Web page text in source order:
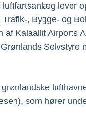
lever
, Bygge- og
af Kalaallit Airports
Selvstyre
som hører